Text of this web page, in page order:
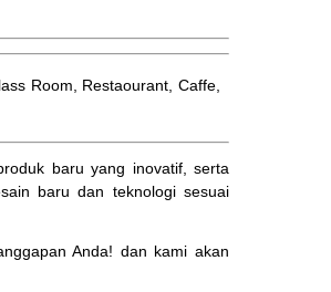
Room, Restaourant, Caffe,
baru yang inovatif, serta
baru dan teknologi sesuai
Anda! dan kami akan